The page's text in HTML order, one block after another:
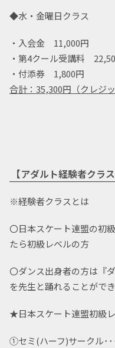
◆水・金曜日クラス
・入会金 11,000円
・第4クール受講料
・付添券 1,800円
合計：35,300円（クレジ
【アダルト経験者クラ
※経験者クラスとは
〇日本スケート連盟の初
たら初級レベルの方
〇ダンス出身者の方は『
を先生と踊れることがで
★日本スケート連盟初級
①セミ(ハーフ)サークル･･